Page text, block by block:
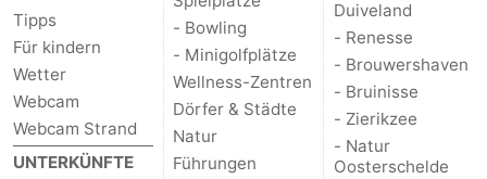
Tipps
Für kindern
Wetter
Webcam
Webcam Strand
UNTERKÜNFTE
- Bowling
- Minigolfplätze
Wellness-Zentren
Dörfer & Städte
Natur
Führungen
Duiveland
- Renesse
- Brouwershaven
- Bruinisse
- Zierikzee
- Natur
Oosterschelde